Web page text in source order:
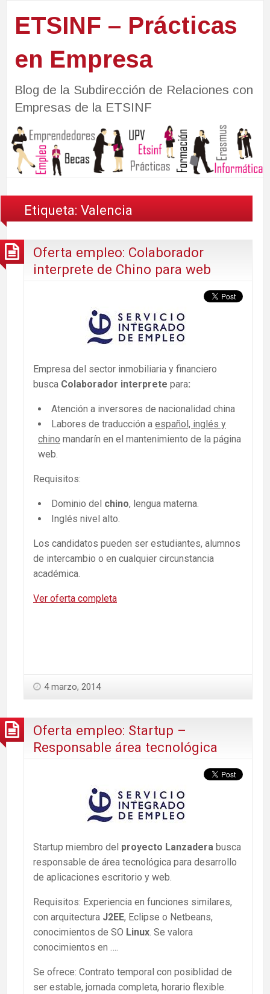
ETSINF – Prácticas
en Empresa
Blog de la Subdirección de Relaciones con
Empresas de la ETSINF
Etiqueta:Valencia
Oferta empleo: Colaborador
interprete de Chino para web
Empresa del sector inmobiliaria y financiero
busca Colaborador interprete para:
Atención a inversores de nacionalidad china
Labores de traducción a español, inglés y
chino mandarín en el mantenimiento de la página
web.
Requisitos:
Dominio del chino, lengua materna.
Inglés nivel alto.
Los candidatos pueden ser estudiantes, alumnos
de intercambio o en cualquier circunstancia
académica.
Ver oferta completa
4 marzo, 2014
Oferta empleo: Startup –
Responsable área tecnológica
Startup miembro del proyecto Lanzadera busca
responsable de área tecnológica para desarrollo
de aplicaciones escritorio y web.
Requisitos: Experiencia en funciones similares,
con arquitectura J2EE, Eclipse o Netbeans,
conocimientos de SO Linux. Se valora
conocimientos en ….
Se ofrece: Contrato temporal con posiblidad de
ser estable, jornada completa, horario flexible.